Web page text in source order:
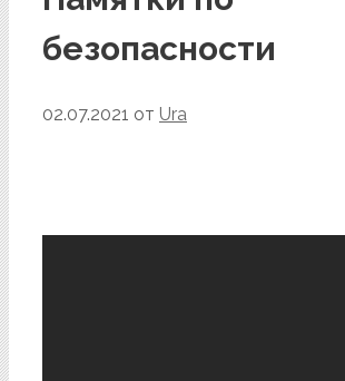
безопасности
02.07.2021 от Ura